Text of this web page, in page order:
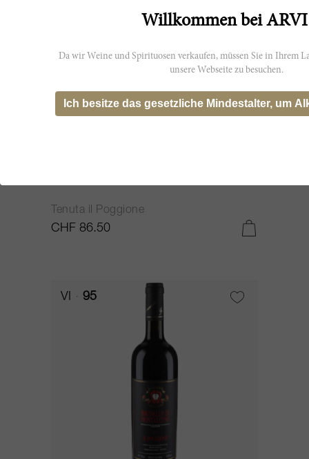
Tenuta il Poggione
CHF 86.50
VI 95
Willkommen bei
Da wir Weine und Spirituosen verkaufen, müssen Sie in Ihrem
unsere Webseite zu besuchen.
Ich besitze das gesetzliche Mindestalter, um